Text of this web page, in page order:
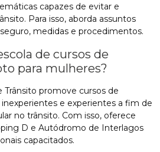
capazes de evitar e
Para isso, aborda assuntos
medidas e procedimentos.
de cursos de
para mulheres?
Trânsito promove cursos de
e experientes a fim de
no trânsito. Com isso, oferece
D e Autódromo de Interlagos
capacitados.